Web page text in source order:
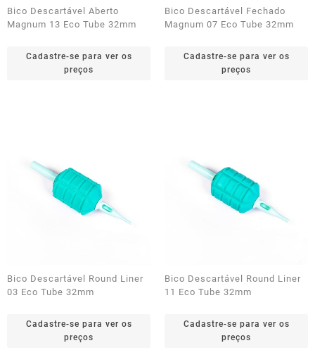
Bico Descartável Aberto
Magnum 13 Eco Tube 32mm
Cadastre-se para ver os
preços
Bico Descartável Fechado
Magnum 07 Eco Tube 32mm
Cadastre-se para ver os
preços
Bico Descartável Round Liner
03 Eco Tube 32mm
Cadastre-se para ver os
preços
Bico Descartável Round Liner
11 Eco Tube 32mm
Cadastre-se para ver os
preços